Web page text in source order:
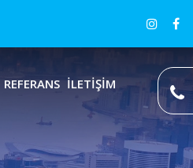
REFERANS İLETİŞİM